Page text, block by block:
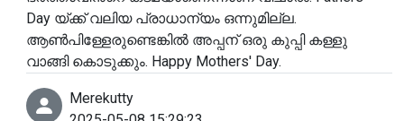
Day യ്ക്ക് വലിയ പ്രാധാന്യം ഒന്നുമില്ല.
ആൺപിള്ളേരുണ്ടെങ്കിൽ അപ്പന് ഒരു കുപ്പി കള്ളു
വാങ്ങി കൊടുക്കും. Happy Mothers' Day.
Merekutty